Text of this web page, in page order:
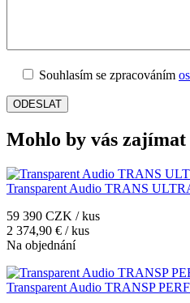
Souhlasím se zpracováním
Mohlo by vás zajímat
Transparent Audio TRANS
59 390 CZK / kus
2 374,90 € / kus
Na objednání
Transparent Audio TRANSP